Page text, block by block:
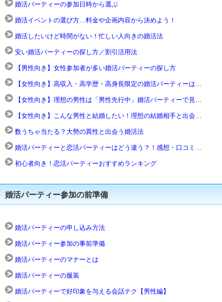
婚活パーティーの参加日時から選ぶ
婚活イベントの選び方…料金や企画内容から決めよう！
婚活したいけど時間がない！忙しい人向きの婚活法
安い婚活パーティーの探し方／割引活用法
【男性向き】女性参加者が多い婚活パーティーの探し方
【女性向き】高収入・高学歴・高身長限定の婚活パーティーはココに行け
【女性向き】理想の男性は「男性先行中」婚活パーティーで見つけろ！
【女性向き】こんな男性と結婚したい！理想の結婚相手と出会える婚活パーティーの選び方
数うちゃ当たる？大勢の異性と出会う婚活法
婚活パーティーと恋活パーティーはどう違う？！感想・口コミを掲載。
初心者向き！恋活パーティーおすすめランキング
婚活パーティー参加の前準備
婚活パーティーの申し込み方法
婚活パーティー参加の事前準備
婚活パーティーのマナーとは
婚活パーティーの服装
婚活パーティーで好印象を与える会話テク【男性編】